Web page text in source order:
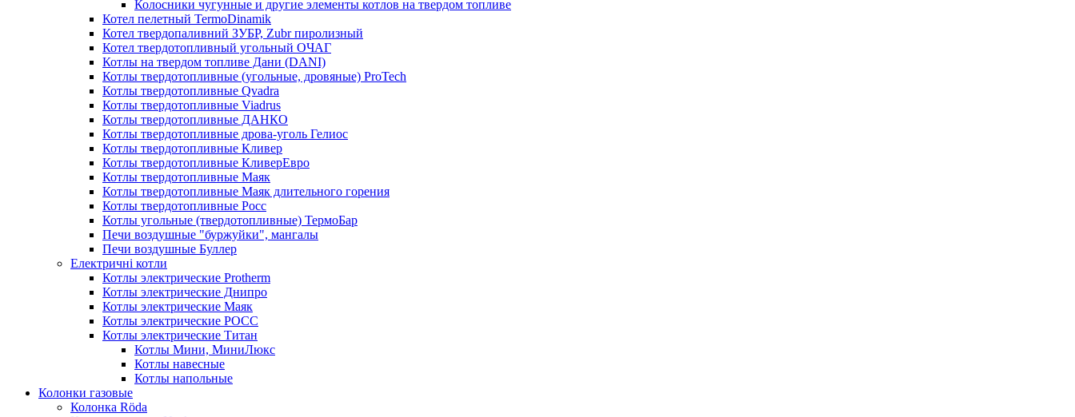
Колосники чугунные и другие элементы котлов на твердом топливе
Котел пелетный TermoDinamik
Котел твердопаливний ЗУБР, Zubr пиролизный
Котел твердотопливный угольный ОЧАГ
Котлы на твердом топливе Дани (DANI)
Котлы твердотопливные (угольные, дровяные) ProTech
Котлы твердотопливные Qvadra
Котлы твердотопливные Viadrus
Котлы твердотопливные ДАНКО
Котлы твердотопливные дрова-уголь Гелиос
Котлы твердотопливные Кливер
Котлы твердотопливные КливерЕвро
Котлы твердотопливные Маяк
Котлы твердотопливные Маяк длительного горения
Котлы твердотопливные Росс
Котлы угольные (твердотопливные) ТермоБар
Печи воздушные "буржуйки", мангалы
Печи воздушные Буллер
Електричні котли
Котлы электрические Protherm
Котлы электрические Днипро
Котлы электрические Маяк
Котлы электрические РОСС
Котлы электрические Титан
Котлы Мини, МиниЛюкс
Котлы навесные
Котлы напольные
Колонки газовые
Колонка Rӧda